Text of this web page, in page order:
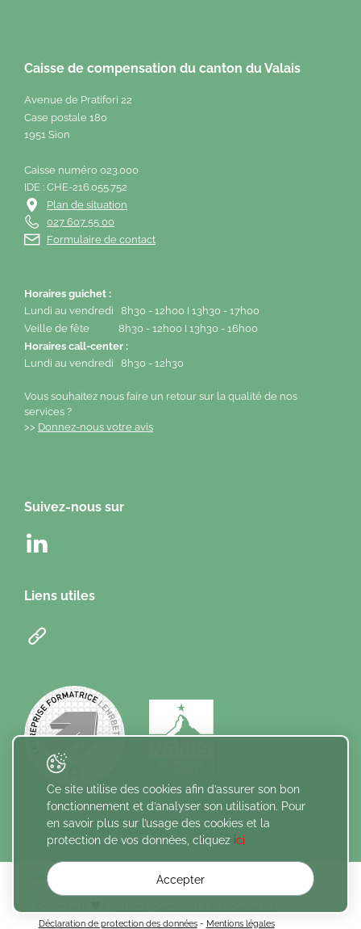
sur
CO2
aux
entreprises
Caisse de compensation du canton du Valais
Avenue de Pratifori 22
Case postale 180
1951 Sion
Caisse numéro 023.000
IDE : CHE-216.055.752
Plan de situation
027 607 55 00
Formulaire de contact
Horaires guichet :
Lundi au vendredi 8h30 - 12h00 I 13h30 - 17h00
Veille de fête 8h30 - 12h00 I 13h30 - 16h00
Horaires call-center :
Lundi au vendredi 8h30 - 12h30
Vous souhaitez nous faire un retour sur la qualité de nos
services ?
>> Donnez-nous votre avis
Suivez-nous sur
Liens utiles
© 2026 Caisse de compensation du canton du Valais. Tous droits
Déclaration de protection des données- Mentions légales
Ce site utilise des cookies afin d’assurer son bon
fonctionnement et d’analyser son utilisation. Pour
en savoir plus sur l’usage des cookies et la
protection de vos données, cliquez ici
Accepter